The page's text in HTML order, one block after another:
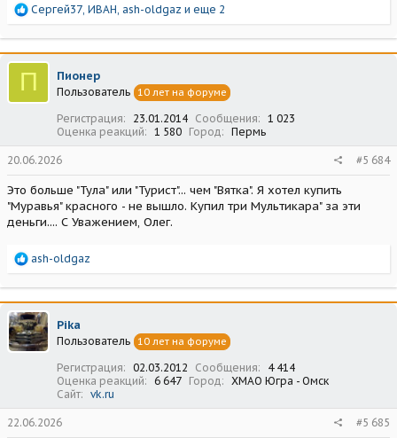
Р
а
к
ц
и
Сергей37 ИВАН ash-oldgaz и еще 2
П Пионер
Пользователь 10 лет на форуме
Регистрация 23.01.2014 Сообщения
1 023
Оценка реакций
1 580 Город Пермь
20.06.2026 #5 684
Это больше "Тула" или "Турист"... чем "Вятка". Я хотел купить
"Муравья" красного - не вышло. Купил три Мультикара" за эти
деньги.... С Уважением, Олег.
Р
а
к
ц
и
и
ash-oldgaz
Pika
Пользователь 10 лет на форуме
Регистрация 02.03.2012 Сообщения
4 414
Оценка реакций
6 647 Город
ХМАО Югра - Омск
Сайт
vk.ru
22.06.2026 #5 685